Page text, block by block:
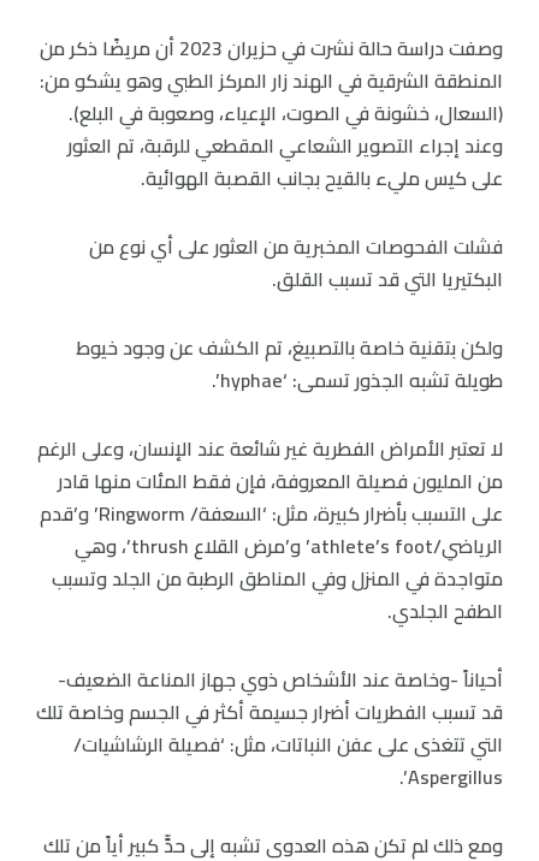
وصفت دراسة حالة نشرت في حزيران 2023 أن مريضًا ذكر من
المنطقة الشرقية في الهند زار المركز الطبي وهو يشكو من:
(السعال، خشونة في الصوت، الإعياء، وصعوبة في البلع).
وعند إجراء التصوير الشعاعي المقطعي للرقبة، تم العثور
على كيس مليء بالقيح بجانب القصبة الهوائية.
فشلت الفحوصات المخبرية من العثور على أي نوع من
البكتيريا التي قد تسبب القلق.
ولكن بتقنية خاصة بالتصبيغ، تم الكشف عن وجود خيوط
طويلة تشبه الجذور تسمى: ‘hyphae’.
لا تعتبر الأمراض الفطرية غير شائعة عند الإنسان، وعلى الرغم
من المليون فصيلة المعروفة، فإن فقط المئات منها قادر
على التسبب بأضرار كبيرة، مثل: ‘السعفة/ Ringworm’ و’قدم
الرياضي/athlete’s foot’ و’مرض القلاع thrush’، وهي
متواجدة في المنزل وفي المناطق الرطبة من الجلد وتسبب
الطفح الجلدي.
أحياناً -وخاصة عند الأشخاص ذوي جهاز المناعة الضعيف-
قد تسبب الفطريات أضرار جسيمة أكثر في الجسم وخاصة تلك
التي تتغذى على عفن النباتات، مثل: ‘فصيلة الرشاشيات/
Aspergillus’.
ومع ذلك لم تكن هذه العدوى تشبه إلى حدٍّ كبير أياً من تلك